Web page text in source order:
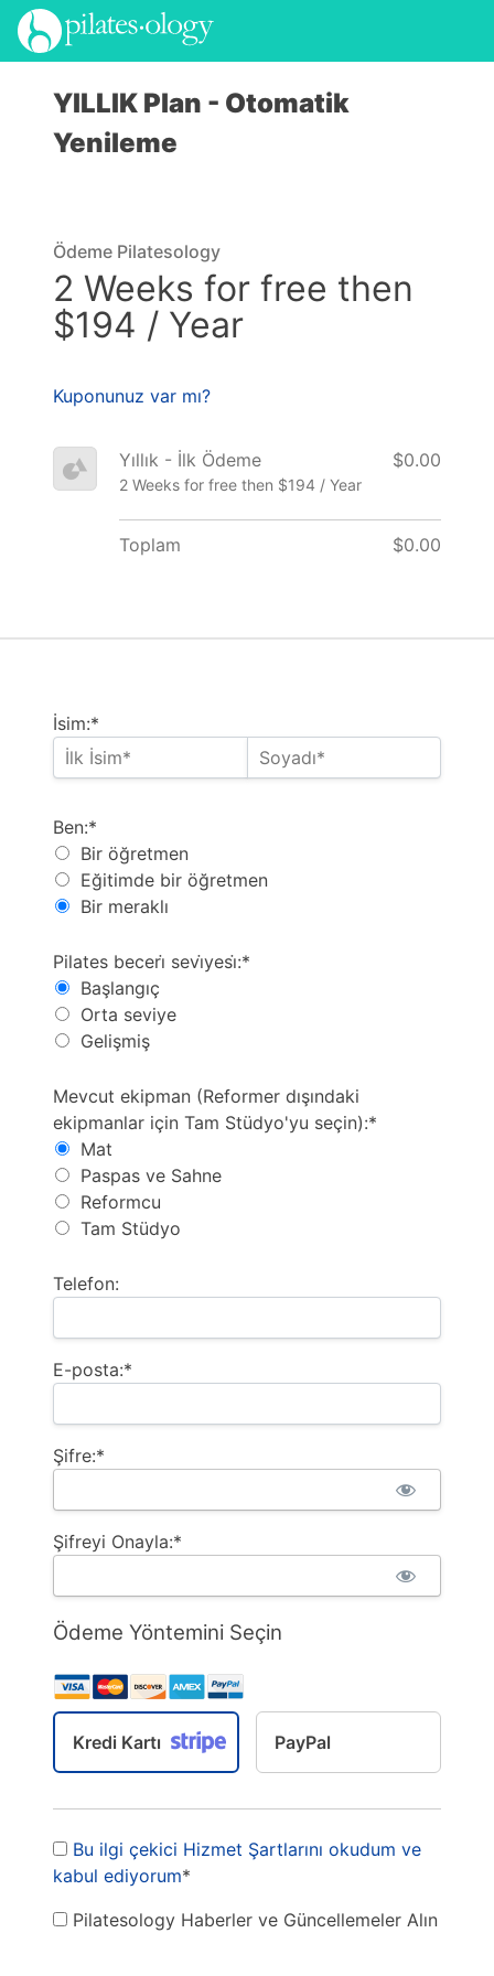
YILLIK Plan - Otomatik
Yenileme
İsim:*
Ben
Ben:*
Bir öğretmen
Eğitimde bir öğretmen
Bir meraklı
Pilates seviyesi
Pilates beceri̇ sevi̇yesi̇:*
Başlangıç
Orta seviye
Gelişmiş
Mevcut ekipmanlar (Reformer dışındaki ekipmanlar
Mevcut ekipman (Reformer dışındaki
ekipmanlar için Tam Stüdyo'yu seçin):*
Mat
Paspas ve Sahne
Reformcu
Tam Stüdyo
Telefon:
E-posta:*
Şifre:*
Şifreyi Onayla:*
Ödeme Yöntemini Seçin
Kredi Kartı PayPal
Bu ilgi çekici Hizmet Şartlarını okudum ve
kabul ediyorum*
Pilatesology Haberler ve Güncellemeler Alın
Ödeme Pilatesology
2 Weeks for free then
$194 / Year
Kuponunuz var mı?
Yıllık - İlk Ödeme
2 Weeks for free then $194 / Year
$0.00
Toplam $0.00